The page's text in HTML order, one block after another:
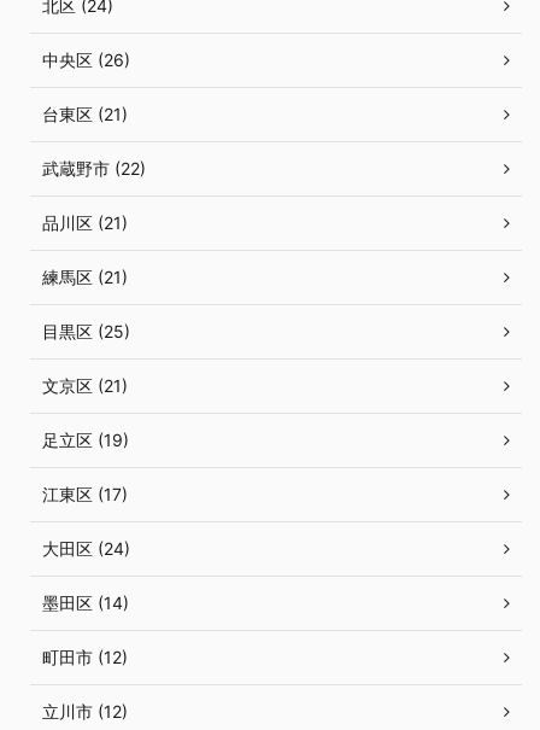
北区 (24)
中央区 (26)
台東区 (21)
武蔵野市 (22)
品川区 (21)
練馬区 (21)
目黒区 (25)
文京区 (21)
足立区 (19)
江東区 (17)
大田区 (24)
墨田区 (14)
町田市 (12)
立川市 (12)